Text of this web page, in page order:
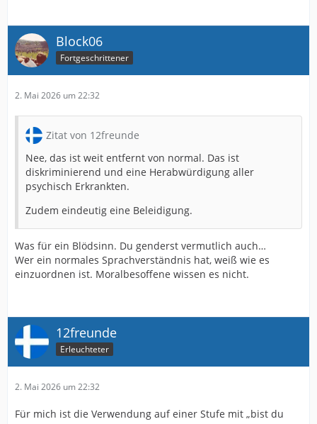
Block06
Fortgeschrittener
2. Mai 2026 um 22:32
Zitat von 12freunde
Nee, das ist weit entfernt von normal. Das ist
diskriminierend und eine Herabwürdigung aller
psychisch Erkrankten.
Zudem eindeutig eine Beleidigung.
Was für ein Blödsinn. Du genderst vermutlich auch…
Wer ein normales Sprachverständnis hat, weiß wie es
einzuordnen ist. Moralbesoffene wissen es nicht.
12freunde
Erleuchteter
2. Mai 2026 um 22:32
Für mich ist die Verwendung auf einer Stufe mit „bist du